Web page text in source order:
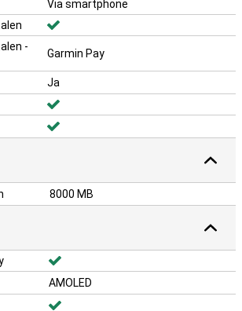
Via smartphone
-
Garmin Pay
Ja
8000 MB
AMOLED